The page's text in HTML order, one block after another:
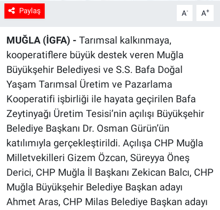
Paylaş A- A+
MUĞLA (İGFA) - Tarımsal kalkınmaya,
kooperatiflere büyük destek veren Muğla
Büyükşehir Belediyesi ve S.S. Bafa Doğal
Yaşam Tarımsal Üretim ve Pazarlama
Kooperatifi işbirliği ile hayata geçirilen Bafa
Zeytinyağı Üretim Tesisi’nin açılışı Büyükşehir
Belediye Başkanı Dr. Osman Gürün’ün
katılımıyla gerçekleştirildi. Açılışa CHP Muğla
Milletvekilleri Gizem Özcan, Süreyya Öneş
Derici, CHP Muğla İl Başkanı Zekican Balcı, CHP
Muğla Büyükşehir Belediye Başkan adayı
Ahmet Aras, CHP Milas Belediye Başkan adayı
Tarım